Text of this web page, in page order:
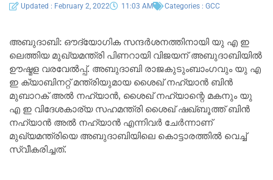
Updated : February 2, 2022
11:03 AM Categories : GCC
അബുദാബി: ഔദ്യോഗിക സന്ദർശനത്തിനായി യു എ ഇ
ലെത്തിയ മുഖ്യമന്ത്രി പിണറായി വിജയന് അബുദാബിയിൽ
ഊഷ്മള വരവേൽപ്പ്. അബുദാബി രാജകുടുംബാംഗവും യു എ
ഇ ക്യാബിനറ്റ്‌ മന്ത്രിയുമായ ശൈഖ് നഹ്യാൻ ബിൻ
മുബാറക് അൽ നഹ്യാൻ, ശൈഖ് നഹ്യാന്റെ മകനും യു
എ ഇ വിദേശകാര്യ സഹമന്ത്രി ശൈഖ് ഷഖ്‌ബൂത്ത് ബിൻ
നഹ്യാൻ അൽ നഹ്യാൻ എന്നിവർ ചേർന്നാണ്
മുഖ്യമന്ത്രിയെ അബുദാബിയിലെ കൊട്ടാരത്തിൽ വെച്ച്
സ്വീകരിച്ചത്.